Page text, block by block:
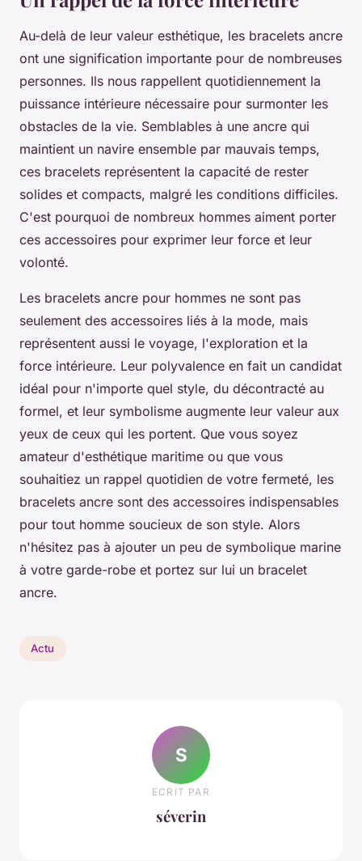
Au-delà de leur valeur esthétique, les bracelets ancre
ont une signification importante pour de nombreuses
personnes. Ils nous rappellent quotidiennement la
puissance intérieure nécessaire pour surmonter les
obstacles de la vie. Semblables à une ancre qui
maintient un navire ensemble par mauvais temps,
ces bracelets représentent la capacité de rester
solides et compacts, malgré les conditions difficiles.
C'est pourquoi de nombreux hommes aiment porter
ces accessoires pour exprimer leur force et leur
volonté.
Les bracelets ancre pour hommes ne sont pas
seulement des accessoires liés à la mode, mais
représentent aussi le voyage, l'exploration et la
force intérieure. Leur polyvalence en fait un candidat
idéal pour n'importe quel style, du décontracté au
formel, et leur symbolisme augmente leur valeur aux
yeux de ceux qui les portent. Que vous soyez
amateur d'esthétique maritime ou que vous
souhaitiez un rappel quotidien de votre fermeté, les
bracelets ancre sont des accessoires indispensables
pour tout homme soucieux de son style. Alors
n'hésitez pas à ajouter un peu de symbolique marine
à votre garde-robe et portez sur lui un bracelet
ancre.
Actu
S
ECRIT PAR
séverin